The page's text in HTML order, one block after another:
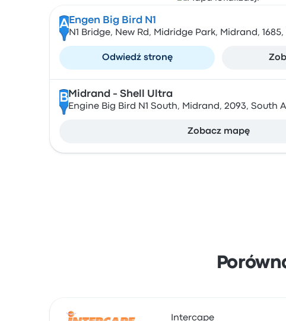
A Engen Big Bird N1
N1 Bridge, New Rd, Midridge Park, Midrand,
Odwiedź stronę
B Midrand - Shell Ultra
Engine Big Bird N1 South, Midrand, 2093, South
Zobacz mapę
Intercape